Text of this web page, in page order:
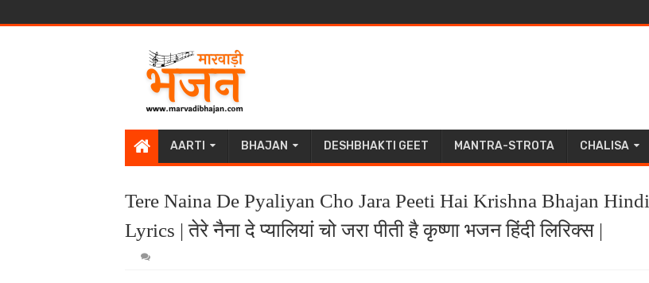
AARTI BHAJAN DESHBHAKTI GEET MANTRA-STROTA CHALISA
Tere Naina De Pyaliyan Cho Jara Peeti Hai Krishna Bhajan Hindi
Lyrics | तेरे नैना दे प्यालियां चो जरा पीती है कृष्णा भजन हिंदी लिरिक्स |